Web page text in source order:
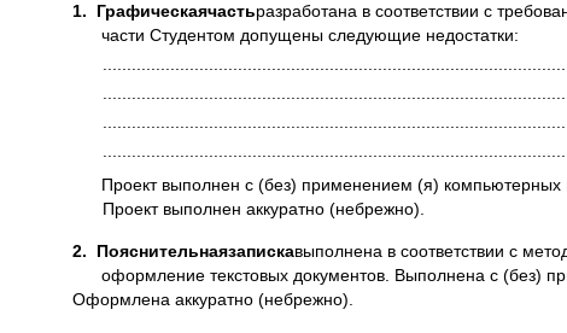
1. Графическаячастьразработана в соответствии с
части Студентом допущены следующие недостатки:
Проект выполнен с (без) применением (я) компьютерных
Проект выполнен аккуратно (небрежно).
2. Пояснительнаязапискавыполнена в соответствии с
оформление текстовых документов. Выполнена с (без)
Оформлена аккуратно (небрежно).